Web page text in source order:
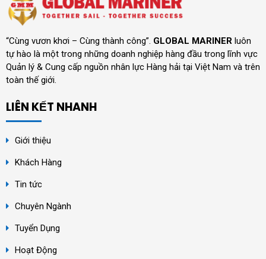
“Cùng vươn khơi – Cùng thành công”. GLOBAL MARINER luôn
tự hào là một trong những doanh nghiệp hàng đầu trong lĩnh vực
Quản lý & Cung cấp nguồn nhân lực Hàng hải tại Việt Nam và trên
toàn thế giới.
LIÊN KẾT NHANH
Giới thiệu
Khách Hàng
Tin tức
Chuyên Ngành
Tuyển Dụng
Hoạt Động